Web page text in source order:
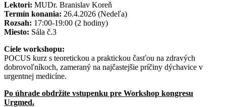
Lektori: MUDr. Branislav Koreň
Termín konania: 26.4.2026 (Nedeľa)
Rozsah: 17:00-19:00 (2 hodiny)
Miesto: Sála č.3
Ciele workshopu:
POCUS kurz s teoretickou a praktickou časťou na zdravých
dobrovoľníkoch, zameraný na najčastejšie príčiny dýchavice v
urgentnej medicíne.
Po úhrade obdržíte vstupenku pre Workshop kongresu
Urgmed.